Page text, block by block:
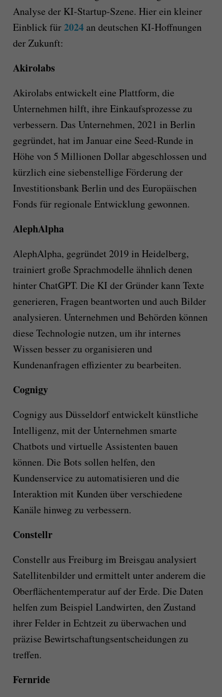
Analyse der KI-Startup-Szene. Hier ein kleiner
Einblick für2024an deutschen KI-Hoffnungen
der Zukunft:
Akirolabs
Akirolabs entwickelt eine Plattform, die
Unternehmen hilft, ihre Einkaufsprozesse zu
verbessern. Das Unternehmen, 2021 in Berlin
gegründet, hat im Januar eine Seed-Runde in
Höhe von 5 Millionen Dollar abgeschlossen und
kürzlich eine siebenstellige Förderung der
Investitionsbank Berlin und des Europäischen
Fonds für regionale Entwicklung gewonnen.
AlephAlpha
AlephAlpha, gegründet 2019 in Heidelberg,
trainiert große Sprachmodelle ähnlich denen
hinter ChatGPT. Die KI der Gründer kann Texte
generieren, Fragen beantworten und auch Bilder
analysieren. Unternehmen und Behörden können
diese Technologie nutzen, um ihr internes
Wissen besser zu organisieren und
Kundenanfragen effizienter zu bearbeiten.
Cognigy
Cognigy aus Düsseldorf entwickelt künstliche
Intelligenz, mit der Unternehmen smarte
Chatbots und virtuelle Assistenten bauen
können. Die Bots sollen helfen, den
Kundenservice zu automatisieren und die
Interaktion mit Kunden über verschiedene
Kanäle hinweg zu verbessern.
Constellr
Constellr aus Freiburg im Breisgau analysiert
Satellitenbilder und ermittelt unter anderem die
Oberflächentemperatur auf der Erde. Die Daten
helfen zum Beispiel Landwirten, den Zustand
ihrer Felder in Echtzeit zu überwachen und
präzise Bewirtschaftungsentscheidungen zu
treffen.
Fernride